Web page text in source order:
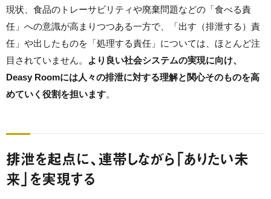
現状、食品のトレーサビリティや廃棄問題などの「食べる責
任」への意識が高まりつつある一方で、「出す（排泄する）責
任」や出したものを「処理する責任」については、ほとんど注
目されていません。
より良い社会システムの実現に向け、
Deasy Roomには人々の排泄に対する理解と関心そのものを高
めていく役割を担います。
排泄を起点に、連帯しながら「ありたい未
来」を実現する